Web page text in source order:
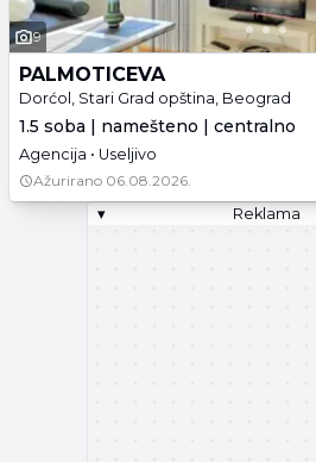
9
PALMOTICEVA
Dorćol, Stari Grad opština, Beograd
1.5 soba | namešteno | centralno
Agencija • Useljivo
Ažurirano 06.08.2026.
▾
Reklama